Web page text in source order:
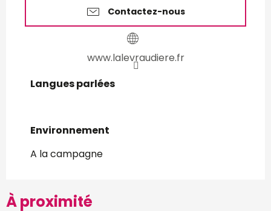
Contactez-nous
www.lalevraudiere.fr
Langues parlées
Langues parlées
Environnement
Environnement
A la campagne
À proximité